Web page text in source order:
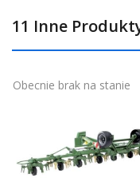
11 Inne
Obecnie brak na stanie